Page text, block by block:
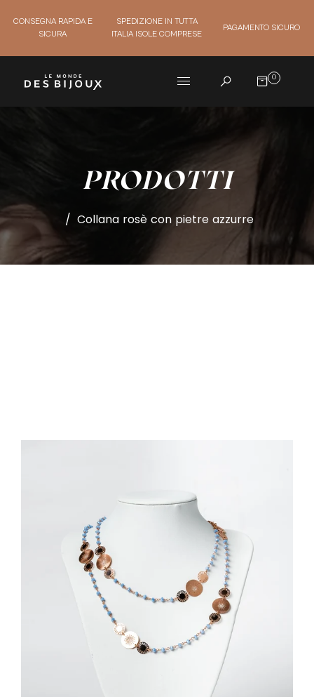
CONSEGNA RAPIDA E
SICURA
SPEDIZIONE IN TUTTA
ITALIA ISOLE COMPRESE
PAGAMENTO SICURO
0
PRODOTTI
/ Collana rosè con pietre azzurre